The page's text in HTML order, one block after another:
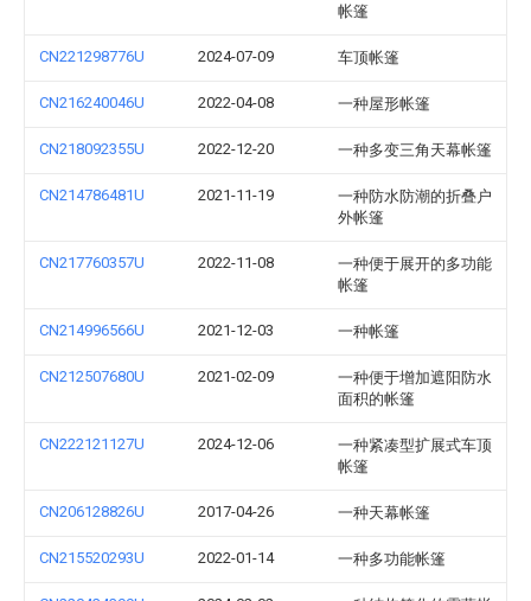
帐篷
CN221298776U 2024-07-09 车顶帐篷
CN216240046U 2022-04-08 一种屋形帐篷
CN218092355U 2022-12-20 一种多变三角天幕帐篷
CN214786481U 2021-11-19
一种防水防潮的折叠户
外帐篷
CN217760357U 2022-11-08
一种便于展开的多功能
帐篷
CN214996566U 2021-12-03 一种帐篷
CN212507680U 2021-02-09
一种便于增加遮阳防水
面积的帐篷
CN222121127U 2024-12-06
一种紧凑型扩展式车顶
帐篷
CN206128826U 2017-04-26 一种天幕帐篷
CN215520293U 2022-01-14 一种多功能帐篷